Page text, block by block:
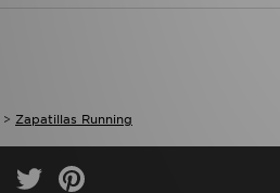
> Zapatillas Running